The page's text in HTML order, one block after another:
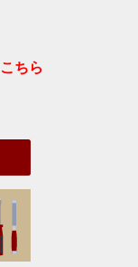
こちら